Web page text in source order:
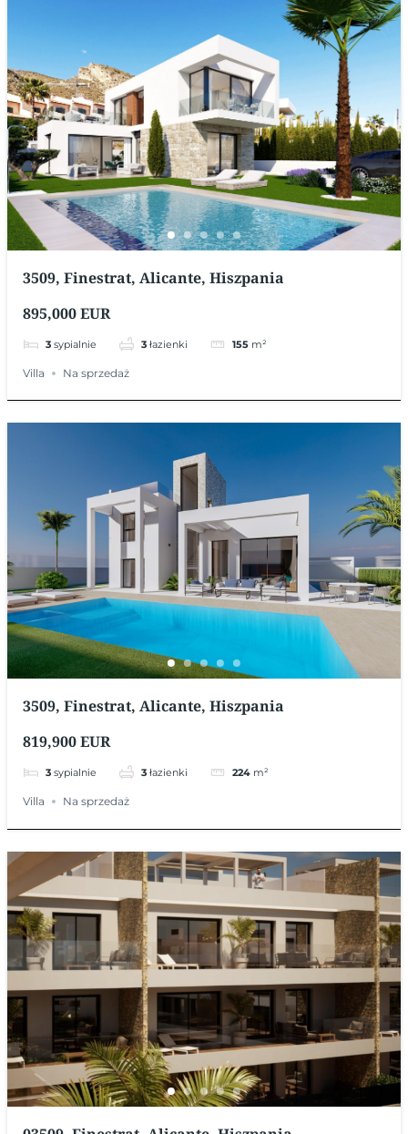
3509, Finestrat, Alicante, Hiszpania
895,000 EUR
3 sypialnie 3 łazienki 155 m²
Villa Na sprzedaż
3509, Finestrat, Alicante, Hiszpania
819,900 EUR
3 sypialnie 3 łazienki 224 m²
Villa Na sprzedaż